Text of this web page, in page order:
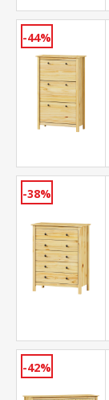
-44%
-38%
-42%